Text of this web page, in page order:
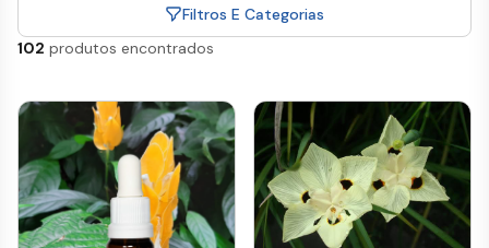
Filtros E Categorias
102 produtos encontrados